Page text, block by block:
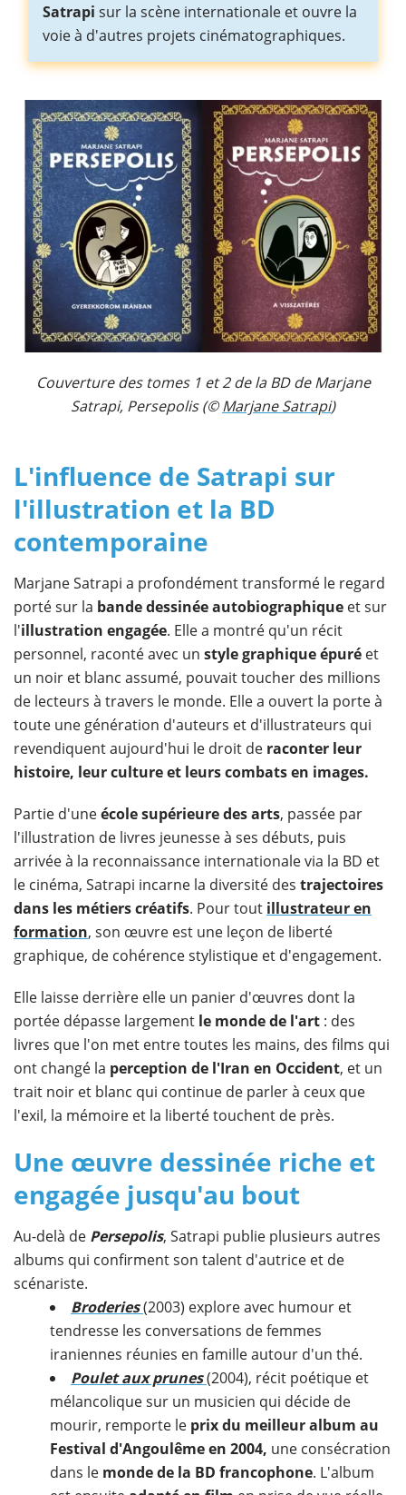
Satrapi sur la scène internationale et ouvre la
voie à d'autres projets cinématographiques.
Couverture des tomes 1 et 2 de la BD de Marjane
Satrapi, Persepolis (©Marjane Satrapi)
L'influence de Satrapi sur
l'illustration et la BD
contemporaine
Marjane Satrapi a profondément transformé le regard
porté sur la bande dessinée autobiographique et sur
l'illustration engagée. Elle a montré qu'un récit
personnel, raconté avec un style graphique épuré et
un noir et blanc assumé, pouvait toucher des millions
de lecteurs à travers le monde. Elle a ouvert la porte à
toute une génération d'auteurs et d'illustrateurs qui
revendiquent aujourd'hui le droit de raconter leur
histoire, leur culture et leurs combats en images.
Partie d'uneécole supérieure des arts, passée par
l'illustration de livres jeunesse à ses débuts, puis
arrivée à la reconnaissance internationale via la BD et
le cinéma, Satrapi incarne la diversité des trajectoires
dans les métiers créatifs. Pour tout illustrateur en
formation, son œuvre est une leçon de liberté
graphique, de cohérence stylistique et d'engagement.
Elle laisse derrière elle un panier d'œuvres dont la
portée dépasse largement le monde de l'art : des
livres que l'on met entre toutes les mains, des films qui
ont changé la perception de l'Iran en Occident, et un
trait noir et blanc qui continue de parler à ceux que
l'exil, la mémoire et la liberté touchent de près.
Une œuvre dessinée riche et
engagée jusqu'au bout​
Au-delà de Persepolis, Satrapi publie plusieurs autres
albums qui confirment son talent d'autrice et de
scénariste.
Broderies(2003) explore avec humour et
tendresse les conversations de femmes
iraniennes réunies en famille autour d'un thé.
Poulet aux prunes(2004), récit poétique et
mélancolique sur un musicien qui décide de
mourir, remporte le prix du meilleur album au
Festival d'Angoulême en 2004, une consécration
dans le monde de la BD francophone. L'album